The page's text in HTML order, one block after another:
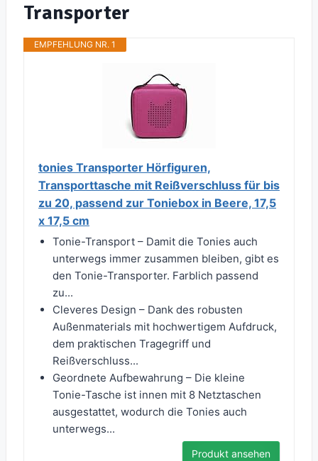
Transporter
EMPFEHLUNG NR. 1
tonies Transporter Hörfiguren,
Transporttasche mit Reißverschluss für bis
zu 20, passend zur Toniebox in Beere, 17,5
x 17,5 cm
Tonie-Transport – Damit die Tonies auch
unterwegs immer zusammen bleiben, gibt es
den Tonie-Transporter. Farblich passend
zu...
Cleveres Design – Dank des robusten
Außenmaterials mit hochwertigem Aufdruck,
dem praktischen Tragegriff und
Reißverschluss...
Geordnete Aufbewahrung – Die kleine
Tonie-Tasche ist innen mit 8 Netztaschen
ausgestattet, wodurch die Tonies auch
unterwegs...
Produkt ansehen